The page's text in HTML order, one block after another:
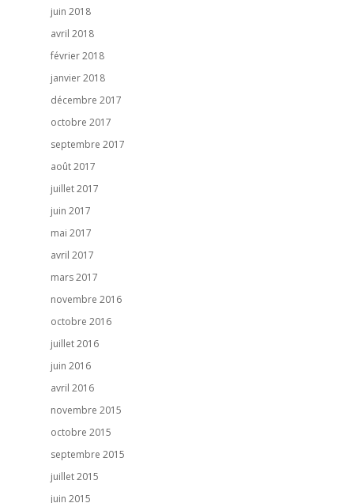
juin 2018
avril 2018
février 2018
janvier 2018
décembre 2017
octobre 2017
septembre 2017
août 2017
juillet 2017
juin 2017
mai 2017
avril 2017
mars 2017
novembre 2016
octobre 2016
juillet 2016
juin 2016
avril 2016
novembre 2015
octobre 2015
septembre 2015
juillet 2015
juin 2015